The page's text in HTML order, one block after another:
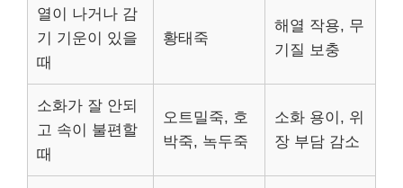
열이 나거나 감
기 기운이 있을
때
황태죽
해열 작용, 무
기질 보충
소화가 잘 안되
고 속이 불편할
때
오트밀죽, 호
박죽, 녹두죽
소화 용이, 위
장 부담 감소